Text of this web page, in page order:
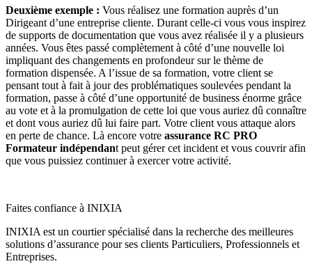
Deuxième exemple : Vous réalisez une formation auprès d’un
Dirigeant d’une entreprise cliente. Durant celle-ci vous vous inspirez
de supports de documentation que vous avez réalisée il y a plusieurs
années. Vous êtes passé complètement à côté d’une nouvelle loi
impliquant des changements en profondeur sur le thème de
formation dispensée. A l’issue de sa formation, votre client se
pensant tout à fait à jour des problématiques soulevées pendant la
formation, passe à côté d’une opportunité de business énorme grâce
au vote et à la promulgation de cette loi que vous auriez dû connaître
et dont vous auriez dû lui faire part. Votre client vous attaque alors
en perte de chance. Là encore votre assurance RC PRO
Formateur indépendant peut gérer cet incident et vous couvrir afin
que vous puissiez continuer à exercer votre activité.
Faites confiance à INIXIA
INIXIA est un courtier spécialisé dans la recherche des meilleures
solutions d’assurance pour ses clients Particuliers, Professionnels et
Entreprises.